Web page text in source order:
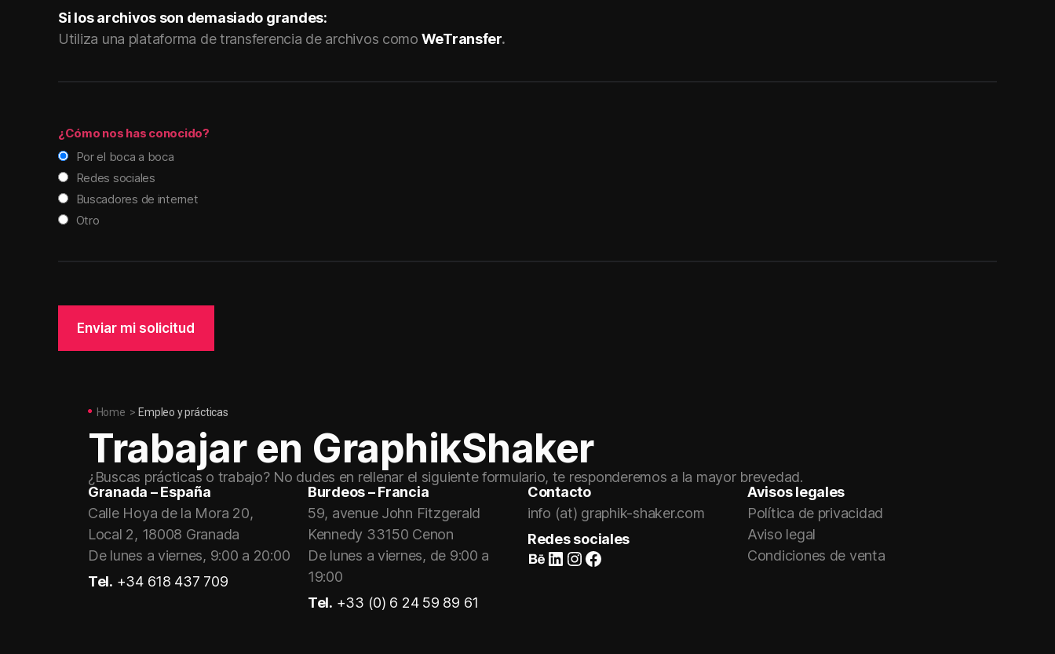
Si los archivos son demasiado grandes:
Utiliza una plataforma de transferencia de archivos como WeTransfer.
¿Cómo nos has conocido?
Por el boca a boca
Redes sociales
Buscadores de internet
Otro
Home > Empleo y prácticas
Trabajar en GraphikShaker
¿Buscas prácticas o trabajo? No dudes en rellenar el siguiente formulario, te responderemos a la mayor brevedad.
Granada – España
Calle Hoya de la Mora 20,
Local 2, 18008 Granada
De lunes a viernes, 9:00 a 20:00
Tel. +34 618 437 709
Burdeos – Francia
59, avenue John Fitzgerald
Kennedy 33150 Cenon
De lunes a viernes, de 9:00 a
19:00
Tel. +33 (0) 6 24 59 89 61
Contacto
info (at) graphik-shaker.com
Redes sociales
Suivez-nous sur Behance
LinkedIn
Instagram
Facebook
Avisos legales
Política de privacidad
Aviso legal
Condiciones de venta